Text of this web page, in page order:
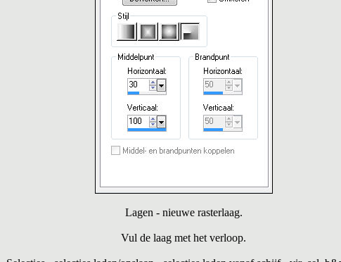
Lagen - nieuwe rasterlaag.
Vul de laag met het verloop.